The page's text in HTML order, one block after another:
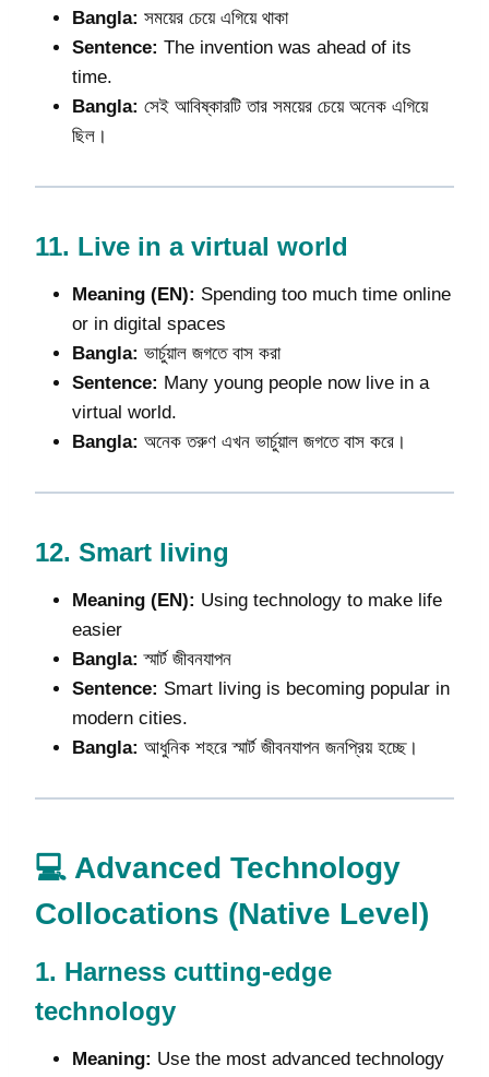
Bangla: সময়ের চেয়ে এগিয়ে থাকা
Sentence: The invention was ahead of its
time.
Bangla: সেই আবিষ্কারটি তার সময়ের চেয়ে অনেক এগিয়ে
ছিল।
11. Live in a virtual world
Meaning (EN): Spending too much time online
or in digital spaces
Bangla: ভার্চুয়াল জগতে বাস করা
Sentence: Many young people now live in a
virtual world.
Bangla: অনেক তরুণ এখন ভার্চুয়াল জগতে বাস করে।
12. Smart living
Meaning (EN): Using technology to make life
easier
Bangla: স্মার্ট জীবনযাপন
Sentence: Smart living is becoming popular in
modern cities.
Bangla: আধুনিক শহরে স্মার্ট জীবনযাপন জনপ্রিয় হচ্ছে।
💻 Advanced Technology
Collocations (Native Level)
1. Harness cutting-edge
technology
Meaning: Use the most advanced technology